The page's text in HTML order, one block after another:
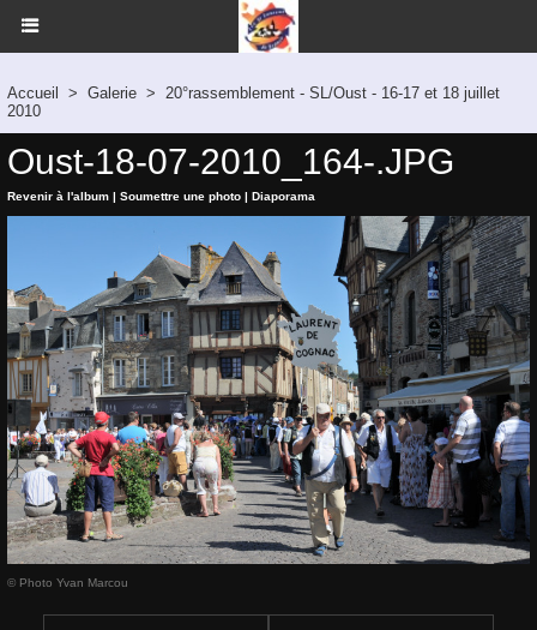
Accueil > Galerie > 20°rassemblement - SL/Oust - 16-17 et 18 juillet
2010
Oust-18-07-2010_164-.JPG
Revenir à l'album | Soumettre une photo | Diaporama
© Photo Yvan Marcou